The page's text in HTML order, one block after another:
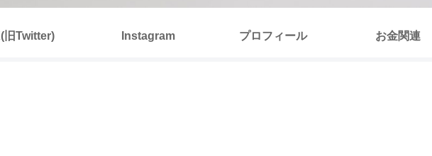
旧Twitter) Instagram プロフィール お金関連